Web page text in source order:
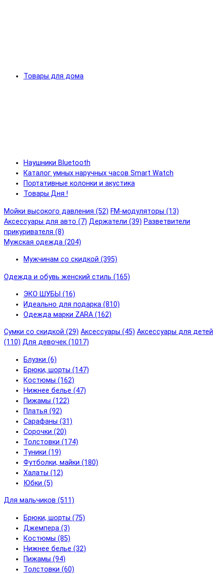
Товары для дома
Наушники Bluetooth
Каталог умных наручных часов Smart Watch
Портативные колонки и акустика
Товары Дня !
Мойки высокого давления (52) FM-модуляторы (13)
Аксессуары для авто (7) Держатели (39) Разветвители
прикуривателя (8)
Мужская одежда (204)
Мужчинам со скидкой (395)
Одежда и обувь женский стиль (165)
ЭКО ШУБЫ (16)
Идеально для подарка (810)
Одежда марки ZARA (162)
Сумки со скидкой (29) Аксессуары (45) Аксессуары для детей
(110) Для девочек (1017)
Блузки (6)
Брюки, шорты (147)
Костюмы (162)
Нижнее белье (47)
Пижамы (122)
Платья (92)
Сарафаны (31)
Сорочки (20)
Толстовки (174)
Туники (19)
Футболки, майки (180)
Халаты (12)
Юбки (5)
Для мальчиков (511)
Брюки, шорты (75)
Джемпера (3)
Костюмы (85)
Нижнее белье (32)
Пижамы (94)
Толстовки (60)